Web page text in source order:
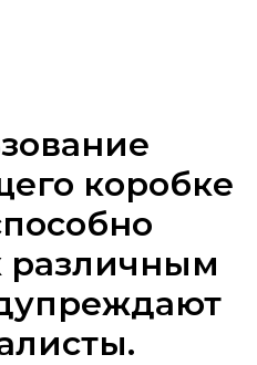
коробке
различным